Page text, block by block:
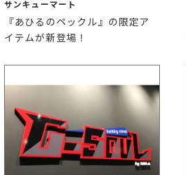
サンキューマート
『あひるのペックル』の限定ア
イテムが新登場！